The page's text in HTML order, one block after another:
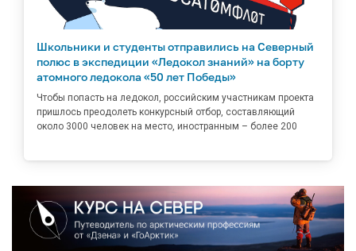
Школьники и студенты отправились на Северный
полюс в экспедиции «Ледокол знаний» на борту
атомного ледокола «50 лет Победы»
Чтобы попасть на ледокол, российским участникам проекта
пришлось преодолеть конкурсный отбор, составляющий
около 3000 человек на место, иностранным – более 200